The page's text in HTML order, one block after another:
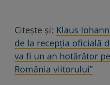
Citește și: Klaus
de la recepția oficială
va fi un an hotărâtor
România viitorului”